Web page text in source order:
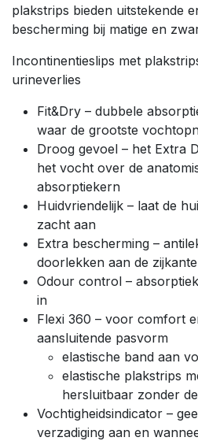
plakstrips bieden uitstekende
bescherming bij matige en
Incontinentieslips met
urineverlies
Fit&Dry – dubbele
waar de grootste
Droog gevoel – het Extra
het vocht over de
absorptiekern
Huidvriendelijk – laat de
zacht aan
Extra bescherming –
doorlekken aan de
Odour control –
in
Flexi 360 – voor comfort
aansluitende pasvorm
elastische band aan
elastische plakstrips
hersluitbaar zonder
Vochtigheidsindicator –
verzadiging aan en